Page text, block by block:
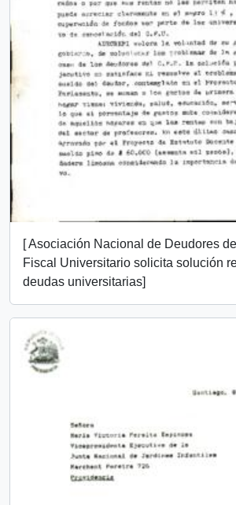
[ Asociación Nacional de Deudores
Fiscal Universitario solicita solución
deudas universitarias]